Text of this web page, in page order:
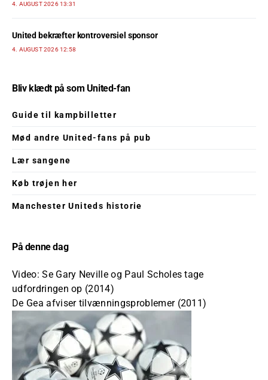
4. AUGUST 2026 13:31
United bekræfter kontroversiel sponsor
4. AUGUST 2026 12:58
Bliv klædt på som United-fan
Guide til kampbilletter
Mød andre United-fans på pub
Lær sangene
Køb trøjen her
Manchester Uniteds historie
På denne dag
Video: Se Gary Neville og Paul Scholes tage
udfordringen op (2014)
De Gea afviser tilvænningsproblemer (2011)